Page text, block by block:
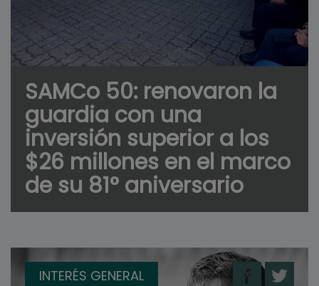
SAMCo 50: renovaron la
guardia con una
inversión superior a los
$26 millones en el marco
de su 81° aniversario
INTERÉS GENERAL